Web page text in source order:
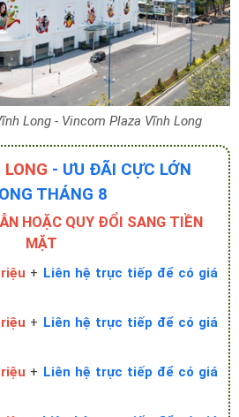
Long - Vincom Plaza Vĩnh Long
- ƯU ĐÃI CỰC LỚN
THÁNG 8
HOẶC QUY ĐỔI SANG TIỀN
MẶT
+ Liên hệ trực tiếp để có giá
+ Liên hệ trực tiếp để có giá
+ Liên hệ trực tiếp để có giá